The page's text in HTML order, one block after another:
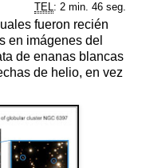
TEL : 2 min. 46 seg.
fueron recién
en imágenes del
de enanas blancas
de helio, en vez